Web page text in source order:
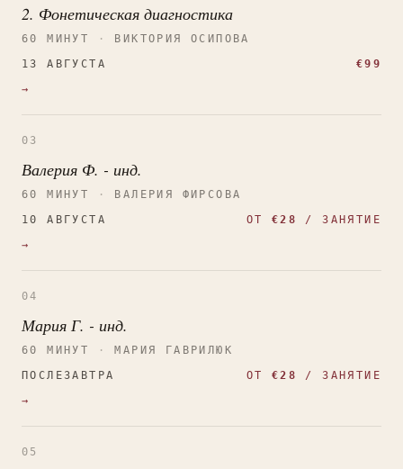
2. Фонетическая диагностика
60 МИНУТ ·
ВИКТОРИЯ ОСИПОВА
13 АВГУСТА
€99
→
03
Валерия Ф. - инд.
60 МИНУТ ·
ВАЛЕРИЯ ФИРСОВА
10 АВГУСТА
ОТ €28
/ ЗАНЯТИЕ
→
04
Мария Г. - инд.
60 МИНУТ · МАРИЯ ГАВРИЛЮК
ПОСЛЕЗАВТРА
ОТ €28
/ ЗАНЯТИЕ
→
05